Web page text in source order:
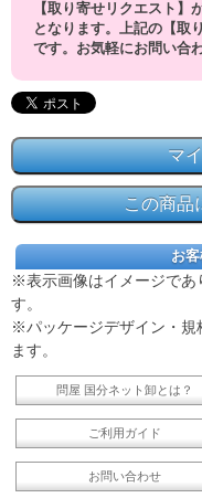
【取り寄せリクエスト】
となります。上記の【取
です。お気軽にお問い合
お
※表示画像はイメージであ
す。
※パッケージデザイン・規
ます。
問屋 国分ネット卸とは？
ご利用ガイド
お問い合わせ